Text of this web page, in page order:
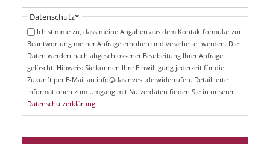
t
f
i
Pflichtfeld
Datenschutz*
Ich stimme zu, dass meine Angaben aus dem Kontaktformular zur
Beantwortung meiner Anfrage erhoben und verarbeitet werden. Die
Daten werden nach abgeschlossener Bearbeitung Ihrer Anfrage
gelöscht. Hinweis: Sie können Ihre Einwilligung jederzeit für die
Zukunft per E-Mail an info@dasinvest.de widerrufen. Detaillierte
Informationen zum Umgang mit Nutzerdaten finden Sie in unserer
Datenschutzerklärung